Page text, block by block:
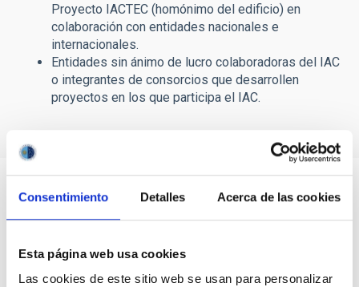
Consentimiento Detalles Acerca de las cookies
Esta página web usa cookies
Las cookies de este sitio web se usan para personalizar
Proyecto IACTEC (homónimo del edificio) en
colaboración con entidades nacionales e
internacionales.
Entidades sin ánimo de lucro colaboradoras del IAC
o integrantes de consorcios que desarrollen
proyectos en los que participa el IAC.